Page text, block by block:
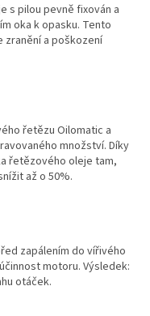
s pilou pevně fixován a
oka k opasku. Tento
a poškození
řetězu Oilomatic a
množství. Díky
řetězového oleje tam,
až o 50%.
zapálením do vířivého
motoru. Výsledek:
otáček.